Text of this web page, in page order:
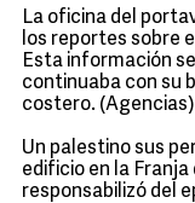
La oficina del
los reportes sobre
Esta información
continuaba con su
costero. (Agencias)
Un palestino sus
edificio en la
responsabilizó del